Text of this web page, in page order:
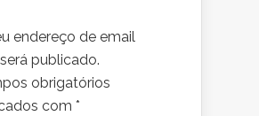
endereço de email
publicado.
obrigatórios
com *